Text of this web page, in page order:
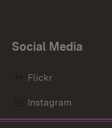
Social Media
Flickr
Instagram